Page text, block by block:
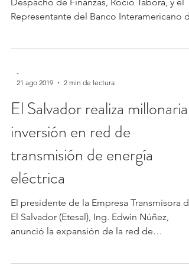
Representante del Banco Interamericano
-
21 ago 2019
2 min de lectura
El Salvador realiza millonaria
inversión en red de
transmisión de energía
eléctrica
El presidente de la Empresa Transmisora de
El Salvador (Etesal), Ing. Edwin Núñez,
anunció la expansión de la red de